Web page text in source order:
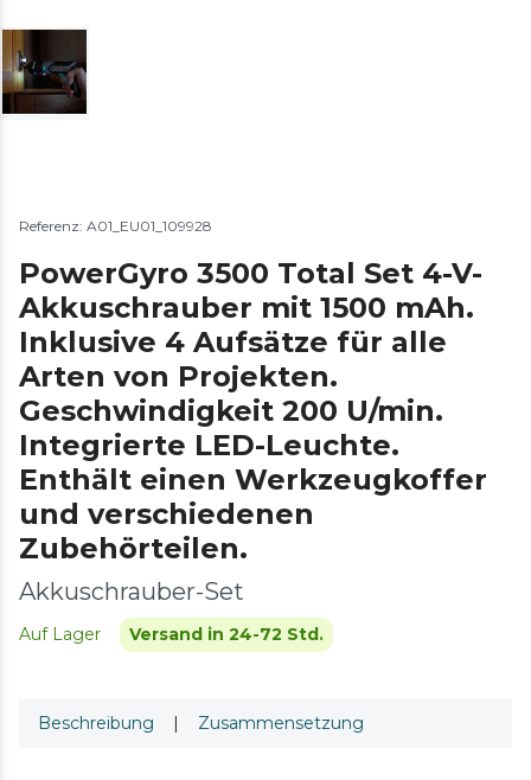
Referenz: A01_EU01_109928
PowerGyro 3500 Total Set 4-V-
Akkuschrauber mit 1500 mAh.
Inklusive 4 Aufsätze für alle
Arten von Projekten.
Geschwindigkeit 200 U/min.
Integrierte LED-Leuchte.
Enthält einen Werkzeugkoffer
und verschiedenen
Zubehörteilen.
Akkuschrauber-Set
Auf Lager Versand in 24-72 Std.
Beschreibung | Zusammensetzung